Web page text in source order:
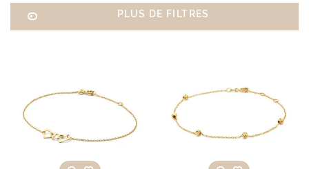
PLUS DE FILTRES